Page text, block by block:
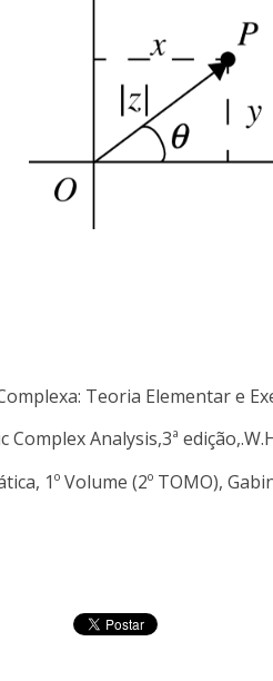
Teoria Elementar e
Complex Analysis,3ª
1º Volume (2º TOMO),